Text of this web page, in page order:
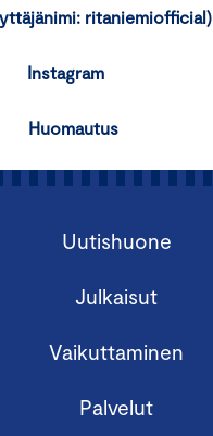
ritaniemiofficial)
Uutishuone
Julkaisut
Vaikuttaminen
Palvelut